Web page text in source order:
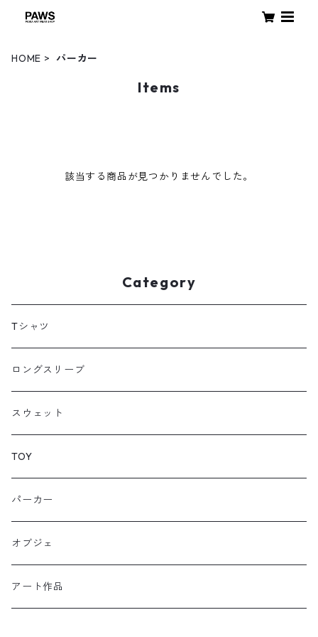
HOME パーカー
Items
該当する商品が見つかりませんでした。
Category
Tシャツ
ロングスリーブ
スウェット
TOY
パーカー
オブジェ
アート作品